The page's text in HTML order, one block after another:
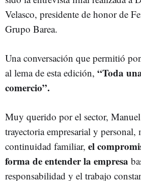
Velasco, presidente de honor de
Grupo Barea.
Una conversación que permitió
al lema de esta edición, “Toda
comercio”.
Muy querido por el sector, Manuel
trayectoria empresarial y personal,
continuidad familiar, el
forma de entender la empresa
responsabilidad y el trabajo